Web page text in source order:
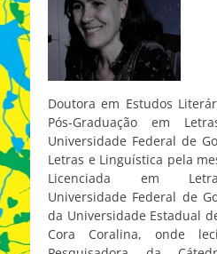
Doutora em Estudos
Pós-Graduação em
Universidade Federal de
Letras e Linguística pela
Licenciada em
Universidade Federal de
da Universidade Estadual
Cora Coralina, onde